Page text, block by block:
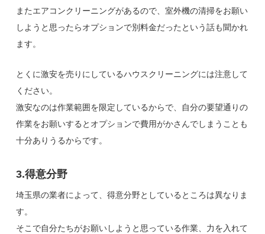
またエアコンクリーニングがあるので、室外機の清掃をお願い
しようと思ったらオプションで別料金だったという話も聞かれ
ます。
とくに激安を売りにしているハウスクリーニングには注意して
ください。
激安なのは作業範囲を限定しているからで、自分の要望通りの
作業をお願いするとオプションで費用がかさんでしまうことも
十分ありうるからです。
3.得意分野
埼玉県の業者によって、得意分野としているところは異なりま
す。
そこで自分たちがお願いしようと思っている作業、力を入れて